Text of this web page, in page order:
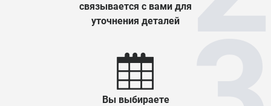
связывается с вами для
уточнения деталей
Вы выбираете